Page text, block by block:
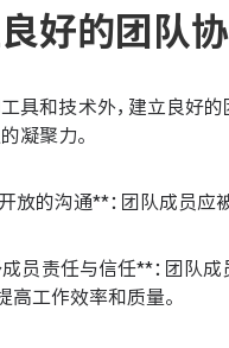
好的团队
具和技术外，建立良好
凝聚力。
放的沟通**：团队成员应
员责任与信任**：团队
高工作效率和质量。